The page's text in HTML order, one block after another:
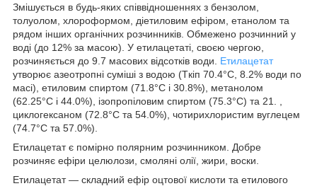
Змішується в будь-яких співвідношеннях з бензолом,
толуолом, хлороформом, діетиловим ефіром, етанолом та
рядом інших органічних розчинників. Обмежено розчинний у
воді (до 12% за масою). У етилацетаті, своєю чергою,
розчиняється до 9.7 масових відсотків води. Етилацетат
утворює азеотропні суміші з водою (Tкіп 70.4°C, 8.2% води по
масі), етиловим спиртом (71.8°C і 30.8%), метанолом
(62.25°C і 44.0%), ізопропіловим спиртом (75.3°C) та 21. ,
циклогексаном (72.8°C та 54.0%), чотирихлористим вуглецем
(74.7°C та 57.0%).
Етилацетат є помірно полярним розчинником. Добре
розчиняє ефіри целюлози, смоляні олії, жири, воски.
Етилацетат ― складний ефір оцтової кислоти та етилового